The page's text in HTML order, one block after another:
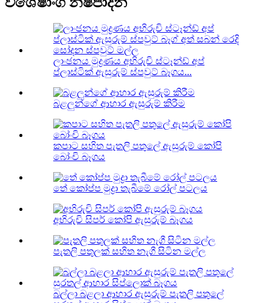
ලාංඡනය මුද්‍රණය අභිරුචි ස්ටෑන්ඩ් අප්
ප්ලාස්ටික් ඇසුරුම් ස්පවුට් බෑගය...
බළලුන්ගේ ආහාර ඇසුරුම් කිරීම
කපාට සහිත පැතලි පතුලේ ඇසුරුම් කෝපි
බෝංචි බෑගය
තේ කෝප්ප මුද්‍රා තැබීමේ රෝල් පටලය
අභිරුචි සිපර් කෝපි ඇසුරුම් බෑගය
පැතලි පතුලක් සහිත නැගී සිටින මල්ල
බල්ලා බළලා ආහාර ඇසුරුම් පැතලි පතුලේ